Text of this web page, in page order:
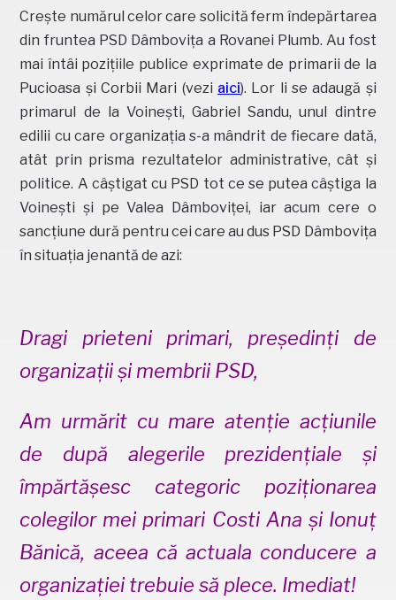
Crește numărul celor care solicită ferm îndepărtarea
din fruntea PSD Dâmbovița a Rovanei Plumb. Au fost
mai întâi pozițiile publice exprimate de primarii de la
Pucioasa și Corbii Mari (vezi aici). Lor li se adaugă și
primarul de la Voinești, Gabriel Sandu, unul dintre
edilii cu care organizația s-a mândrit de fiecare dată,
atât prin prisma rezultatelor administrative, cât și
politice. A câștigat cu PSD tot ce se putea câștiga la
Voinești și pe Valea Dâmboviței, iar acum cere o
sancțiune dură pentru cei care au dus PSD Dâmbovița
în situația jenantă de azi:
Dragi prieteni primari, președinți de
organizații și membrii PSD,
Am urmărit cu mare atenție acțiunile
de după alegerile prezidențiale și
împărtășesc categoric poziționarea
colegilor mei primari Costi Ana și Ionuț
Bănică, aceea că actuala conducere a
organizației trebuie să plece. Imediat!